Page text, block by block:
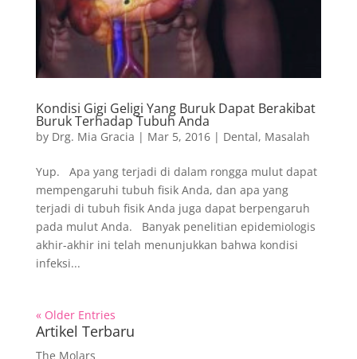
Kondisi Gigi Geligi Yang Buruk Dapat Berakibat
Buruk Terhadap Tubuh Anda
by Drg. Mia Gracia | Mar 5, 2016| Dental, Masalah
Yup. Apa yang terjadi di dalam rongga mulut dapat
mempengaruhi tubuh fisik Anda, dan apa yang
terjadi di tubuh fisik Anda juga dapat berpengaruh
pada mulut Anda. Banyak penelitian epidemiologis
akhir-akhir ini telah menunjukkan bahwa kondisi
infeksi...
« Older Entries
Artikel Terbaru
The Molars